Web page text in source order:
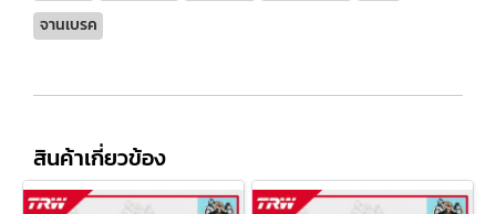
จานเบรค
สินค้าเกี่ยวข้อง